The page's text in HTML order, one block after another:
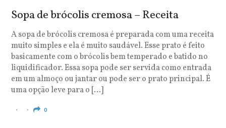
Sopa de brócolis cremosa – Receita
A sopa de brócolis cremosa é preparada com uma receita
muito simples e ela é muito saudável. Esse prato é feito
basicamente com o brócolis bem temperado e batido no
liquidificador. Essa sopa pode ser servida como entrada
em um almoço ou jantar ou pode ser o prato principal. É
uma opção leve para o […]
0